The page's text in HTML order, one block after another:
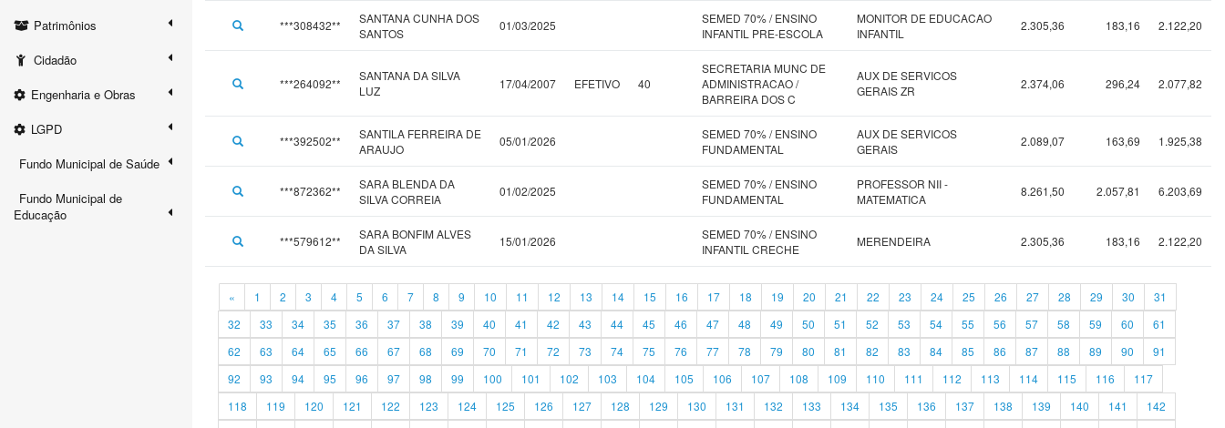
Patrimônios
Cidadão
Engenharia e Obras
LGPD
Fundo Municipal de Saúde
Fundo Municipal de
Educação
***308432**
SANTANA CUNHA DOS
SANTOS
01/03/2025
SEMED 70% / ENSINO
INFANTIL PRE-ESCOLA
MONITOR DE EDUCACAO
INFANTIL
2.305,36 183,16 2.122,20
***264092**
SANTANA DA SILVA
LUZ
17/04/2007 EFETIVO 40
SECRETARIA MUNC DE
ADMINISTRACAO /
BARREIRA DOS C
AUX DE SERVICOS
GERAIS ZR
2.374,06 296,24 2.077,82
***392502**
SANTILA FERREIRA DE
ARAUJO
05/01/2026
SEMED 70% / ENSINO
FUNDAMENTAL
AUX DE SERVICOS
GERAIS
2.089,07 163,69 1.925,38
***872362**
SARA BLENDA DA
SILVA CORREIA
01/02/2025
SEMED 70% / ENSINO
FUNDAMENTAL
PROFESSOR NII -
MATEMATICA
8.261,50 2.057,81 6.203,69
***579612**
SARA BONFIM ALVES
DA SILVA
15/01/2026
SEMED 70% / ENSINO
INFANTIL CRECHE
MERENDEIRA 2.305,36 183,16 2.122,20
« 1 2 3 4 5 6 7 8 9 10 11 12 13 14 15 16 17 18 19 20 21 22 23 24 25 26 27 28 29 30
31
32
33 34 35 36 37 38 39 40 41 42 43 44 45 46 47 48 49 50 51 52 53 54 55 56 57 58 59 60
61
62
63 64 65 66 67 68 69 70 71 72 73 74 75 76 77 78 79 80 81 82 83 84 85 86 87 88 89 90
91
92
93 94 95 96 97 98 99 100 101 102 103 104 105 106 107 108 109 110 111 112 113 114 115 116
117
118
119 120 121 122 123 124 125 126 127 128 129 130 131 132 133 134 135 136 137 138 139 140 141
142